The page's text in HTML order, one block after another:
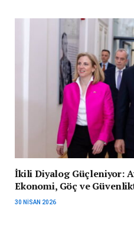
İkili Diyalog Güçleniyor:
Ekonomi, Göç ve
30 NISAN 2026